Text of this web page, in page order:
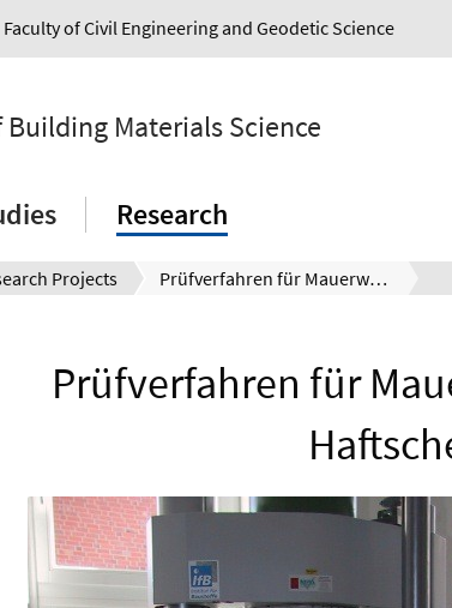
Faculty of Civil Engineering and Geodetic Science
Materials Science
Research
Projects Prüfverfahren für Mauerwerk - Bestimmung der Haftscherfestigkeit
Prüfverfahren für